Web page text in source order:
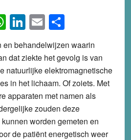
WhatsApp
LinkedIn
EmailShare
en behandelwijzen waarin
dat ziekte het gevolg is van
natuurlijke elektromagnetische
in het lichaam. Of zoiets. Met
apparaten met namen als
zouden deze
worden gemeten en
de patiënt energetisch weer